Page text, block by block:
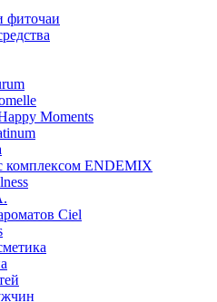
фиточаи
Moments
комплексом ENDEMIX
Ciel